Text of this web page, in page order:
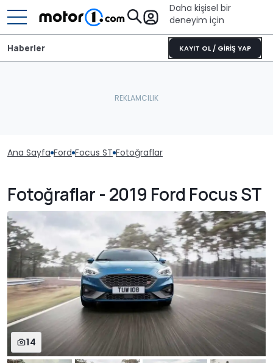
Daha kişisel bir
deneyim için
KAYIT OL / GİRİŞ YAP
Haberler
Ana Sayfa Ford Focus ST Fotoğraflar
Fotoğraflar - 2019 Ford Focus ST
14